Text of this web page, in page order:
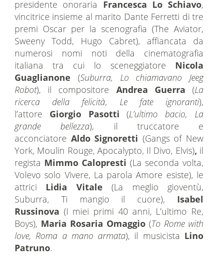
presidente onoraria Francesca Lo Schiavo,
vincitrice insieme al marito Dante Ferretti di tre
premi Oscar per la scenografia (The Aviator,
Sweeny Todd, Hugo Cabret), affiancata da
numerosi nomi noti della cinematografia
italiana tra cui lo sceneggiatore Nicola
Guaglianone (Suburra, Lo chiamavano Jeeg
Robot), il compositore Andrea Guerra (La
ricerca della felicità, Le fate ignoranti),
l’attore Giorgio Pasotti (L’ultimo bacio, La
grande bellezza), il truccatore e
acconciatore Aldo Signoretti (Gangs of New
York, Moulin Rouge, Apocalypto, Il Divo, Elvis), il
regista Mimmo Calopresti (La seconda volta,
Volevo solo Vivere, La parola Amore esiste), le
attrici Lidia Vitale (La meglio gioventù,
Suburra, Ti mangio il cuore), Isabel
Russinova (I miei primi 40 anni, L’ultimo Re,
Boys), Maria Rosaria Omaggio (To Rome with
love, Roma a mano armata), il musicista Lino
Patruno.